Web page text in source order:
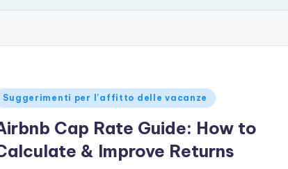
Suggerimenti per l'affitto delle vacanze
Cap Rate Guide: How to
& Improve Returns